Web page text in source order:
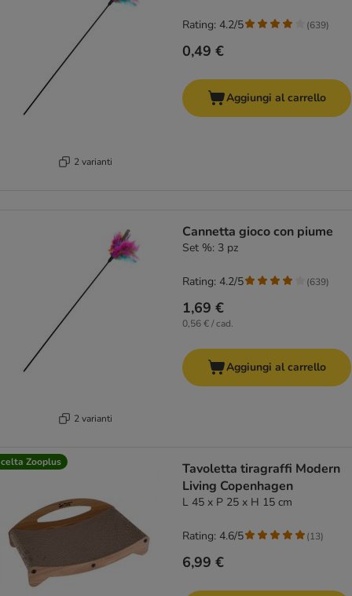
2 varianti
0,49 €
Rating: 4.2/5 (639)
Aggiungi al carrello
2 varianti
Cannetta gioco con piume
Set %: 3 pz
1,69 €
0,56 € / cad.
Rating: 4.2/5 (639)
Aggiungi al carrello
Zooplus
Tavoletta tiragraffi Modern
Living Copenhagen
L 45 x P 25 x H 15 cm
6,99 €
Rating: 4.6/5 (13)